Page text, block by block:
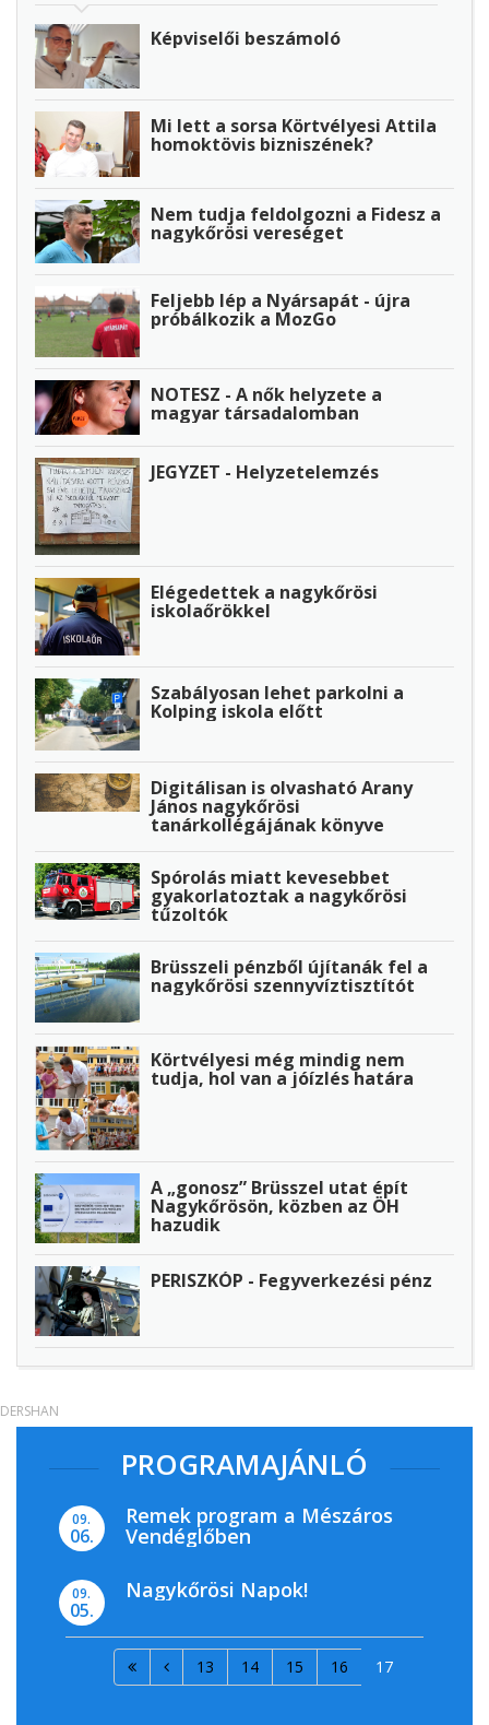
Képviselői beszámoló
Mi lett a sorsa Körtvélyesi Attila
homoktövis bizniszének?
Nem tudja feldolgozni a Fidesz a
nagykőrösi vereséget
Feljebb lép a Nyársapát - újra
próbálkozik a MozGo
NOTESZ - A nők helyzete a
magyar társadalomban
JEGYZET - Helyzetelemzés
Elégedettek a nagykőrösi
iskolaőrökkel
Szabályosan lehet parkolni a
Kolping iskola előtt
Digitálisan is olvasható Arany
János nagykőrösi
tanárkollégájának könyve
Spórolás miatt kevesebbet
gyakorlatoztak a nagykőrösi
tűzoltók
Brüsszeli pénzből újítanák fel a
nagykőrösi szennyvíztisztítót
Körtvélyesi még mindig nem
tudja, hol van a jóízlés határa
A „gonosz” Brüsszel utat épít
Nagykőrösön, közben az ÖH
hazudik
PERISZKÓP - Fegyverkezési pénz
PROGRAMAJÁNLÓ
09.
06.
Remek program a Mészáros
Vendéglőben
09.
05.
Nagykőrösi Napok!
13 14 15 16 17
DERSHAN